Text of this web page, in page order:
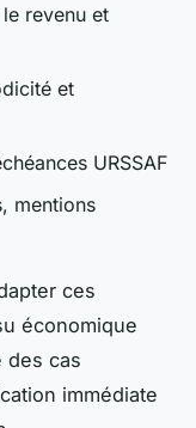
revenu et
et
URSSAF
mentions
ces
économique
des cas
immédiate